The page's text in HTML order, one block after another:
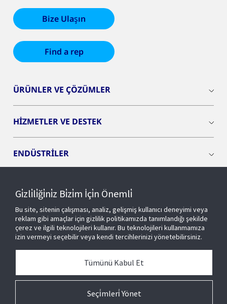
Bize Ulaşın
Find a rep
ÜRÜNLER VE ÇÖZÜMLER
HİZMETLER VE DESTEK
ENDÜSTRİLER
OPENBLUE
AKILLI BİNALAR
HAKKIMIZDA
Gi̇zli̇li̇ği̇ni̇z Bi̇zi̇m İçi̇n Önemli̇
Bu site, sitenin çalışması, analiz, gelişmiş kullanıcı deneyimi veya
reklam gibi amaçlar için gizlilik politikamızda tanımlandığı şekilde
çerez ve ilgili teknolojileri kullanır. Bu teknolojileri kullanmamıza
izin vermeyi seçebilir veya kendi tercihlerinizi yönetebilirsiniz.
Seçi̇mleri̇ Yönet
Tümünü Kabul Et